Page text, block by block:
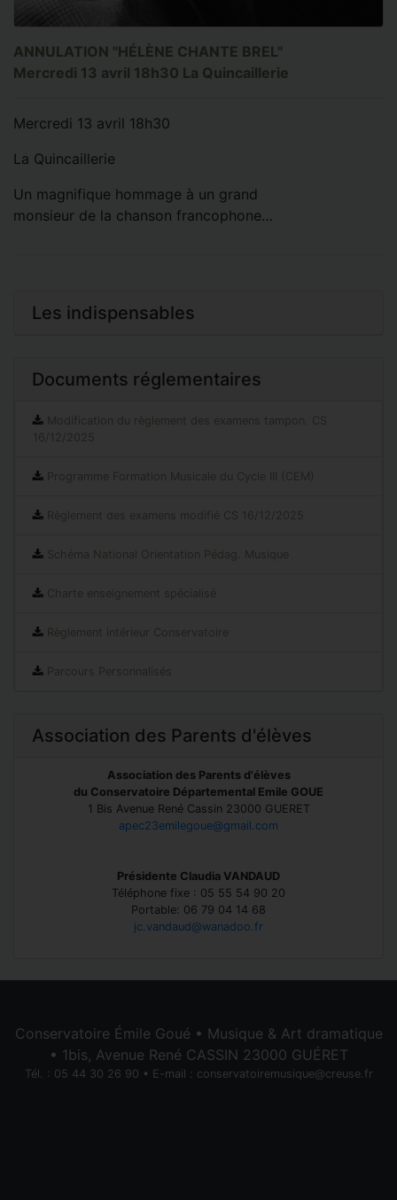
ANNULATION "HÉLÈNE CHANTE BREL"
Mercredi 13 avril 18h30 La Quincaillerie
Mercredi 13 avril 18h30
La Quincaillerie
Un magnifique hommage à un grand
monsieur de la chanson francophone…
Les indispensables
Documents réglementaires
Modification du règlement des examens tampon. CS
16/12/2025
Programme Formation Musicale du Cycle III (CEM)
Règlement des examens modifié CS 16/12/2025
Schéma National Orientation Pédag. Musique
Charte enseignement spécialisé
Règlement intérieur Conservatoire
Parcours Personnalisés
Association des Parents d'élèves
Association des Parents d'élèves
du Conservatoire Départemental Emile GOUE
1 Bis Avenue René Cassin 23000 GUERET
apec23emilegoue@gmail.com
Présidente Claudia VANDAUD
Téléphone fixe : 05 55 54 90 20
Portable: 06 79 04 14 68
jc.vandaud@wanadoo.fr
Conservatoire Émile Goué • Musique & Art dramatique
• 1bis, Avenue René CASSIN 23000 GUÉRET
Tél. : 05 44 30 26 90 • E-mail : conservatoiremusique@creuse.fr